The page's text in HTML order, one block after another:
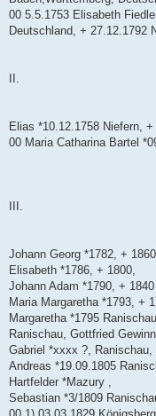
00 5.5.1753 Elisabeth
Deutschland, + 27.12.1792
II.
Elias *10.12.1758 Niefern,
00 Maria Catharina Bartel
III.
Johann Georg *1782, +
Elisabeth *1786, + 1800,
Johann Adam *1790, +
Maria Margaretha *1793, +
Margaretha *1795
Ranischau, Gottfried
Gabriel *xxxx ?,
Andreas *19.09.1805
Hartfelder *Mazury ,
Sebastian *3/1809